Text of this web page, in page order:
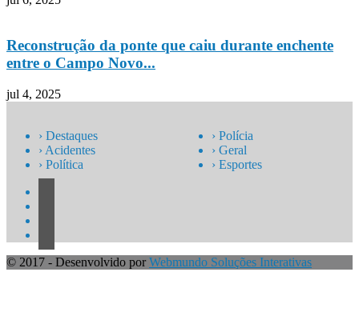
Reconstrução da ponte que caiu durante enchente
entre o Campo Novo...
jul 4, 2025
› Destaques
› Acidentes
› Política
› Polícia
› Geral
› Esportes
© 2017 - Desenvolvido porWebmundo Soluções Interativas